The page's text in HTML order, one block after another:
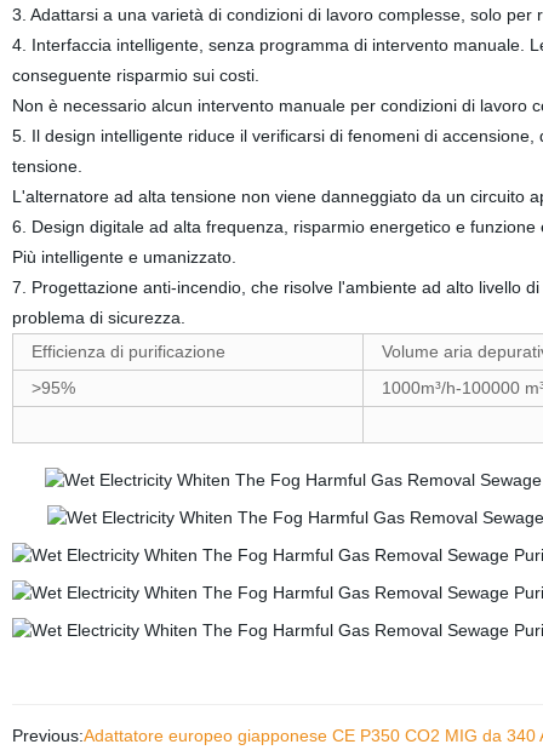
3. Adattarsi a una varietà di condizioni di lavoro complesse, solo
4. Interfaccia intelligente, senza programma di intervento manuale.
conseguente risparmio sui costi.
Non è necessario alcun intervento manuale per condizioni di lavoro
5. Il design intelligente riduce il verificarsi di fenomeni di
tensione.
L'alternatore ad alta tensione non viene danneggiato da un circuito
6. Design digitale ad alta frequenza, risparmio energetico e
Più intelligente e umanizzato.
7. Progettazione anti-incendio, che risolve l'ambiente ad alto livello di
problema di sicurezza.
Efficienza di purificazione
Volume aria
>95%
1000m³/h-100000
Previous:Adattatore europeo giapponese CE P350 CO2 MIG da